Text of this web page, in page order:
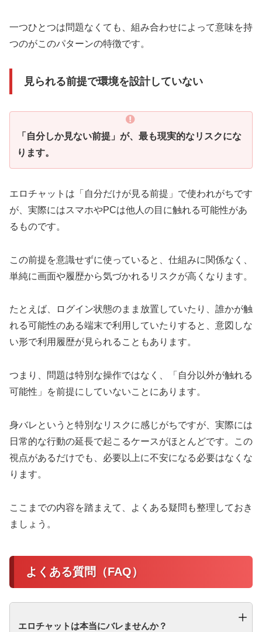
一つひとつは問題なくても、組み合わせによって意味を持
つのがこのパターンの特徴です。
見られる前提で環境を設計していない
「自分しか見ない前提」が、最も現実的なリスクにな
ります。
エロチャットは「自分だけが見る前提」で使われがちです
が、実際にはスマホやPCは他人の目に触れる可能性があ
るものです。
この前提を意識せずに使っていると、仕組みに関係なく、
単純に画面や履歴から気づかれるリスクが高くなります。
たとえば、ログイン状態のまま放置していたり、誰かが触
れる可能性のある端末で利用していたりすると、意図しな
い形で利用履歴が見られることもあります。
つまり、問題は特別な操作ではなく、「自分以外が触れる
可能性」を前提にしていないことにあります。
身バレというと特別なリスクに感じがちですが、実際には
日常的な行動の延長で起こるケースがほとんどです。この
視点があるだけでも、必要以上に不安になる必要はなくな
ります。
ここまでの内容を踏まえて、よくある疑問も整理しておき
ましょう。
よくある質問（FAQ）
エロチャットは本当にバレませんか？